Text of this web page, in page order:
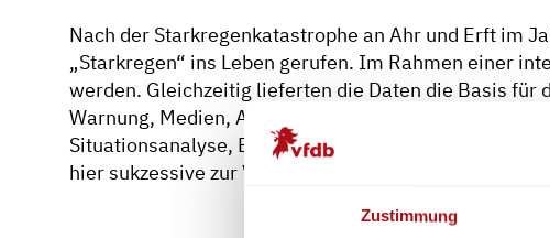
Zustimmung
Nach der Starkregenkatastrophe an Ahr und Erft im
„Starkregen“ ins Leben gerufen. Im Rahmen einer
werden. Gleichzeitig lieferten die Daten die Basis für
Warnung, Medien, Ausrüstung, Versorgung,
Situationsanalyse, Bewertung und Erarbeitung von
hier sukzessive zur Verfügung gestellt.